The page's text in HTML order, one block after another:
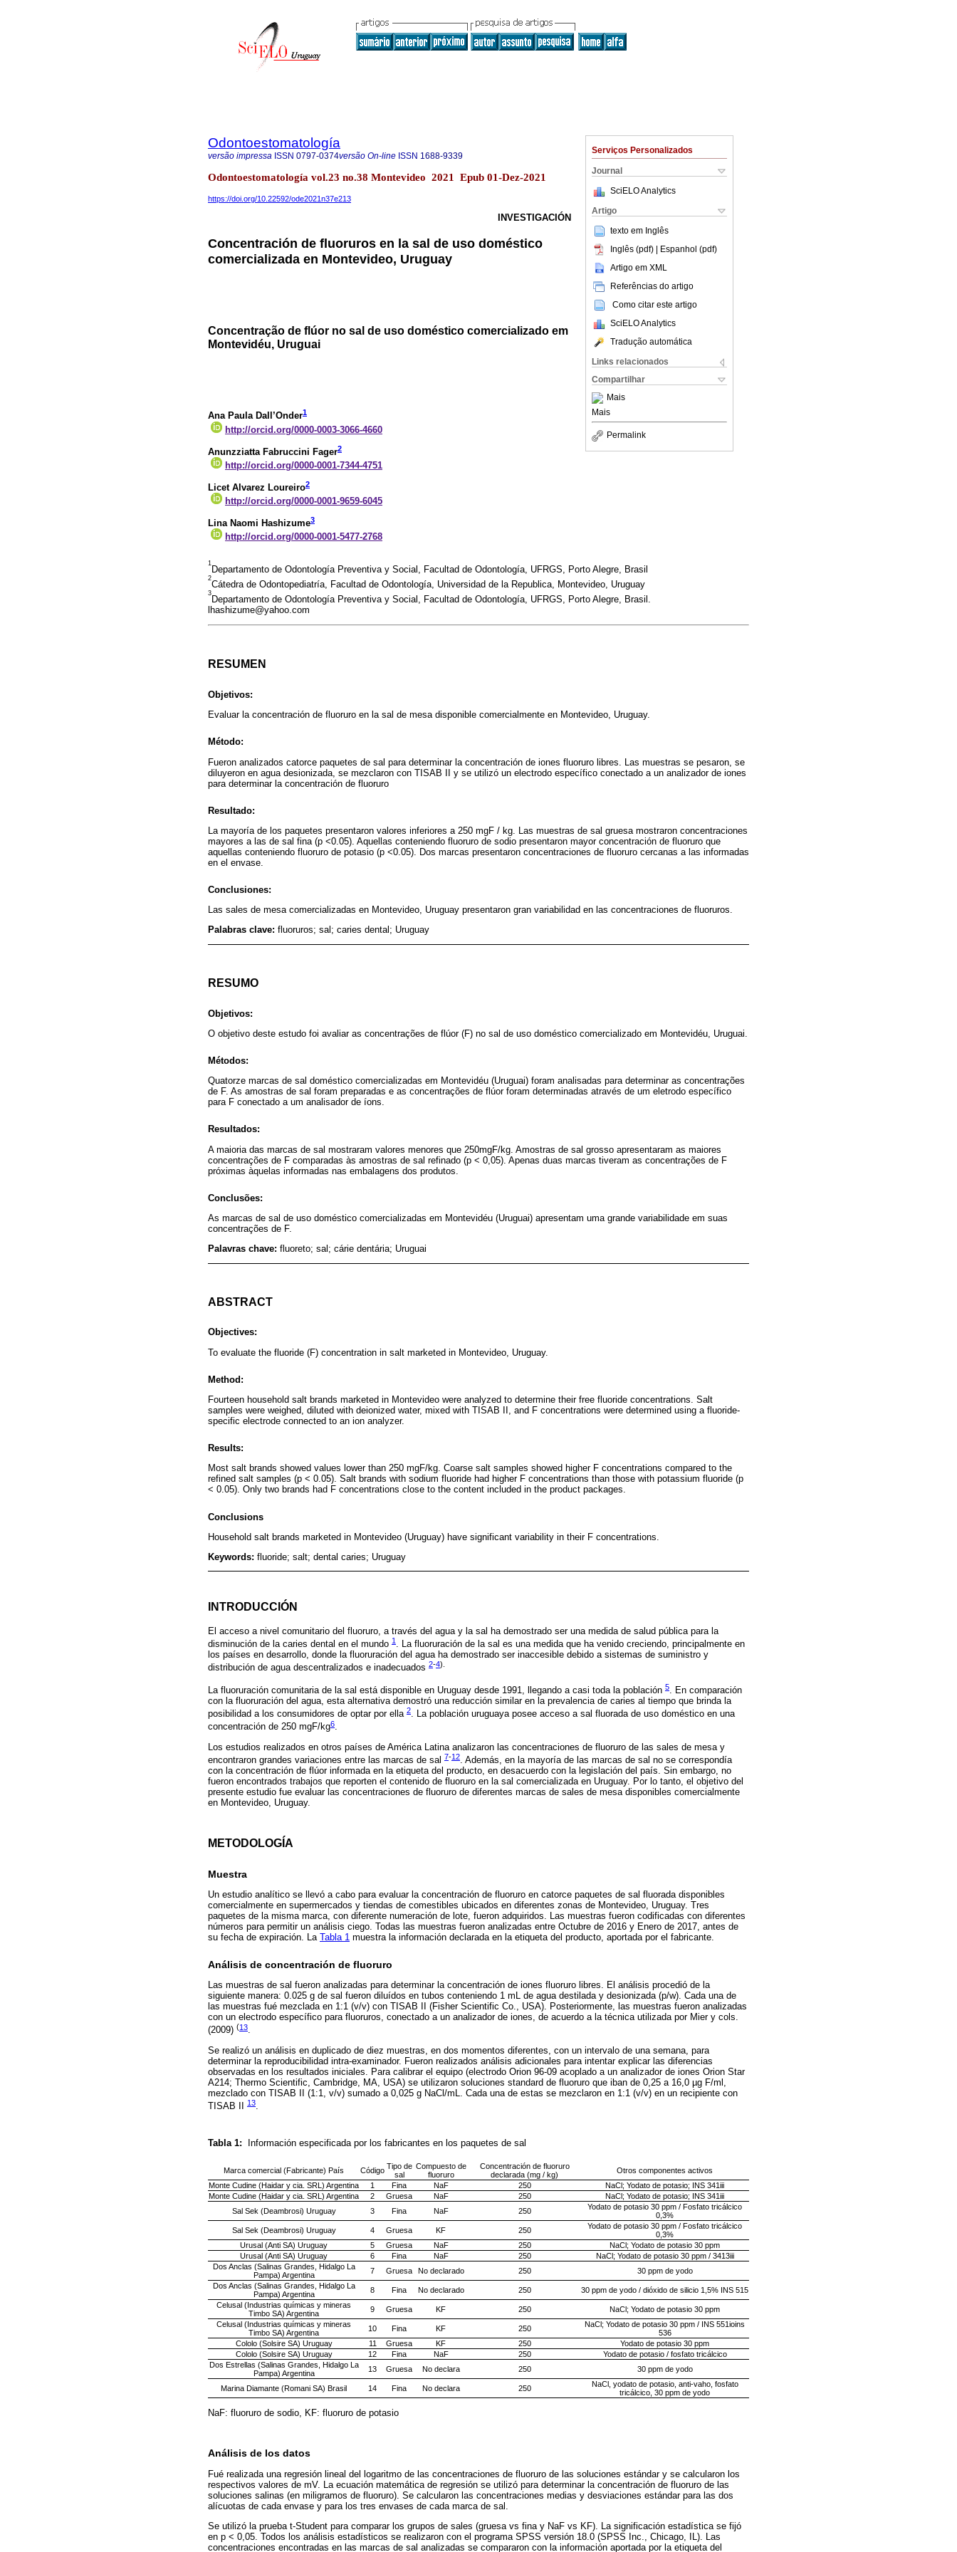
Serviços Personalizados
Journal
SciELO Analytics
Artigo
texto em Inglês
Inglês (pdf) | Espanhol (pdf)
Artigo em XML
Referências do artigo
Como citar este artigo
SciELO Analytics
Tradução automática
Links relacionados
Compartilhar
Mais
Mais
Permalink
Odontoestomatología
versão impressa ISSN 0797-0374versão On-line ISSN 1688-9339
Odontoestomatología vol.23 no.38 Montevideo 2021 Epub 01-Dez-2021
https://doi.org/10.22592/ode2021n37e213
INVESTIGACIÓN
Concentración de fluoruros en la sal de uso doméstico
comercializada en Montevideo, Uruguay
Concentração de flúor no sal de uso doméstico comercializado em
Montevidéu, Uruguai
Ana Paula Dall’Onder1
http://orcid.org/0000-0003-3066-4660
Anunzziatta Fabruccini Fager2
http://orcid.org/0000-0001-7344-4751
Licet Alvarez Loureiro2
http://orcid.org/0000-0001-9659-6045
Lina Naomi Hashizume3
http://orcid.org/0000-0001-5477-2768
1
Departamento de Odontología Preventiva y Social, Facultad de Odontología, UFRGS, Porto Alegre, Brasil
2
Cátedra de Odontopediatría, Facultad de Odontología, Universidad de la Republica, Montevideo, Uruguay
3
Departamento de Odontología Preventiva y Social, Facultad de Odontología, UFRGS, Porto Alegre, Brasil.
lhashizume@yahoo.com
RESUMEN
Objetivos:
Evaluar la concentración de fluoruro en la sal de mesa disponible comercialmente en Montevideo, Uruguay.
Método:
Fueron analizados catorce paquetes de sal para determinar la concentración de iones fluoruro libres. Las muestras se pesaron, se
diluyeron en agua desionizada, se mezclaron con TISAB II y se utilizó un electrodo específico conectado a un analizador de iones
para determinar la concentración de fluoruro
Resultado:
La mayoría de los paquetes presentaron valores inferiores a 250 mgF / kg. Las muestras de sal gruesa mostraron concentraciones
mayores a las de sal fina (p <0.05). Aquellas conteniendo fluoruro de sodio presentaron mayor concentración de fluoruro que
aquellas conteniendo fluoruro de potasio (p <0.05). Dos marcas presentaron concentraciones de fluoruro cercanas a las informadas
en el envase.
Conclusiones:
Las sales de mesa comercializadas en Montevideo, Uruguay presentaron gran variabilidad en las concentraciones de fluoruros.
Palabras clave: fluoruros; sal; caries dental; Uruguay
RESUMO
Objetivos:
O objetivo deste estudo foi avaliar as concentrações de flúor (F) no sal de uso doméstico comercializado em Montevidéu, Uruguai.
Métodos:
Quatorze marcas de sal doméstico comercializadas em Montevidéu (Uruguai) foram analisadas para determinar as concentrações
de F. As amostras de sal foram preparadas e as concentrações de flúor foram determinadas através de um eletrodo específico
para F conectado a um analisador de íons.
Resultados:
A maioria das marcas de sal mostraram valores menores que 250mgF/kg. Amostras de sal grosso apresentaram as maiores
concentrações de F comparadas às amostras de sal refinado (p < 0,05). Apenas duas marcas tiveram as concentrações de F
próximas àquelas informadas nas embalagens dos produtos.
Conclusões:
As marcas de sal de uso doméstico comercializadas em Montevidéu (Uruguai) apresentam uma grande variabilidade em suas
concentrações de F.
Palavras chave: fluoreto; sal; cárie dentária; Uruguai
ABSTRACT
Objectives:
To evaluate the fluoride (F) concentration in salt marketed in Montevideo, Uruguay.
Method:
Fourteen household salt brands marketed in Montevideo were analyzed to determine their free fluoride concentrations. Salt
samples were weighed, diluted with deionized water, mixed with TISAB II, and F concentrations were determined using a fluoride-
specific electrode connected to an ion analyzer.
Results:
Most salt brands showed values lower than 250 mgF/kg. Coarse salt samples showed higher F concentrations compared to the
refined salt samples (p < 0.05). Salt brands with sodium fluoride had higher F concentrations than those with potassium fluoride (p
< 0.05). Only two brands had F concentrations close to the content included in the product packages.
Conclusions
Household salt brands marketed in Montevideo (Uruguay) have significant variability in their F concentrations.
Keywords: fluoride; salt; dental caries; Uruguay
INTRODUCCIÓN
El acceso a nivel comunitario del fluoruro, a través del agua y la sal ha demostrado ser una medida de salud pública para la
disminución de la caries dental en el mundo 1 . La fluoruración de la sal es una medida que ha venido creciendo, principalmente en
los países en desarrollo, donde la fluoruración del agua ha demostrado ser inaccesible debido a sistemas de suministro y
distribución de agua descentralizados e inadecuados 2-4).
La fluoruración comunitaria de la sal está disponible en Uruguay desde 1991, llegando a casi toda la población 5
. En comparación
con la fluoruración del agua, esta alternativa demostró una reducción similar en la prevalencia de caries al tiempo que brinda la
posibilidad a los consumidores de optar por ella 2. La población uruguaya posee acceso a sal fluorada de uso doméstico en una
concentración de 250 mgF/kg6.
Los estudios realizados en otros países de América Latina analizaron las concentraciones de fluoruro de las sales de mesa y
encontraron grandes variaciones entre las marcas de sal 7-12. Además, en la mayoría de las marcas de sal no se correspondía
con la concentración de flúor informada en la etiqueta del producto, en desacuerdo con la legislación del país. Sin embargo, no
fueron encontrados trabajos que reporten el contenido de fluoruro en la sal comercializada en Uruguay. Por lo tanto, el objetivo del
presente estudio fue evaluar las concentraciones de fluoruro de diferentes marcas de sales de mesa disponibles comercialmente
en Montevideo, Uruguay.
METODOLOGÍA
Muestra
Un estudio analítico se llevó a cabo para evaluar la concentración de fluoruro en catorce paquetes de sal fluorada disponibles
comercialmente en supermercados y tiendas de comestibles ubicados en diferentes zonas de Montevideo, Uruguay. Tres
paquetes de la misma marca, con diferente numeración de lote, fueron adquiridos. Las muestras fueron codificadas con diferentes
números para permitir un análisis ciego. Todas las muestras fueron analizadas entre Octubre de 2016 y Enero de 2017, antes de
su fecha de expiración. La Tabla 1 muestra la información declarada en la etiqueta del producto, aportada por el fabricante.
Análisis de concentración de fluoruro
Las muestras de sal fueron analizadas para determinar la concentración de iones fluoruro libres. El análisis procedió de la
siguiente manera: 0.025 g de sal fueron diluídos en tubos conteniendo 1 mL de agua destilada y desionizada (p/w). Cada una de
las muestras fué mezclada en 1:1 (v/v) con TISAB II (Fisher Scientific Co., USA). Posteriormente, las muestras fueron analizadas
con un electrodo específico para fluoruros, conectado a un analizador de iones, de acuerdo a la técnica utilizada por Mier y cols.
(2009) (13.
Se realizó un análisis en duplicado de diez muestras, en dos momentos diferentes, con un intervalo de una semana, para
determinar la reproducibilidad intra-examinador. Fueron realizados análisis adicionales para intentar explicar las diferencias
observadas en los resultados iniciales. Para calibrar el equipo (electrodo Orion 96-09 acoplado a un analizador de iones Orion Star
A214; Thermo Scientific, Cambridge, MA, USA) se utilizaron soluciones standard de fluoruro que iban de 0,25 a 16,0 µg F/ml,
mezclado con TISAB II (1:1, v/v) sumado a 0,025 g NaCl/mL. Cada una de estas se mezclaron en 1:1 (v/v) en un recipiente con
TISAB II
13.
Tabla 1: Información especificada por los fabricantes en los paquetes de sal
Marca comercial (Fabricante) País Código Tipo de
sal
Compuesto de
fluoruro
Concentración de fluoruro
declarada (mg / kg)
Otros componentes activos
Monte Cudine (Haidar y cia. SRL) Argentina
1 Fina NaF 250
NaCl; Yodato de potasio; INS 341iii
Monte Cudine (Haidar y cia. SRL) Argentina
2 Gruesa NaF 250
NaCl; Yodato de potasio; INS 341iii
Sal Sek (Deambrosi) Uruguay
3 Fina NaF 250
Yodato de potasio 30 ppm / Fosfato tricálcico
0,3%
Sal Sek (Deambrosi) Uruguay
4 Gruesa KF 250
Yodato de potasio 30 ppm / Fosfato tricálcico
0,3%
Urusal (Anti SA) Uruguay
5 Gruesa NaF 250
NaCl; Yodato de potasio 30 ppm
Urusal (Anti SA) Uruguay
6 Fina NaF 250
NaCl; Yodato de potasio 30 ppm / 3413iii
Dos Anclas (Salinas Grandes, Hidalgo La
Pampa) Argentina
7 Gruesa No declarado 250
30 ppm de yodo
Dos Anclas (Salinas Grandes, Hidalgo La
Pampa) Argentina
8 Fina No declarado 250
30 ppm de yodo / dióxido de silicio 1,5% INS 515
Celusal (Industrias químicas y mineras
Timbo SA) Argentina
9 Gruesa KF 250
NaCl; Yodato de potasio 30 ppm
Celusal (Industrias químicas y mineras
Timbo SA) Argentina
10 Fina KF 250
NaCl; Yodato de potasio 30 ppm / INS 551ioins
536
Cololo (Solsire SA) Uruguay
11 Gruesa KF 250
Yodato de potasio 30 ppm
Cololo (Solsire SA) Uruguay
12 Fina NaF 250
Yodato de potasio / fosfato tricálcico
Dos Estrellas (Salinas Grandes, Hidalgo La
Pampa) Argentina
13 Gruesa No declara 250 30 ppm de yodo
Marina Diamante (Romani SA) Brasil 14 Fina No declara 250
NaCl, yodato de potasio, anti-vaho, fosfato
tricálcico, 30 ppm de yodo
NaF: fluoruro de sodio, KF: fluoruro de potasio
Análisis de los datos
Fué realizada una regresión lineal del logaritmo de las concentraciones de fluoruro de las soluciones estándar y se calcularon los
respectivos valores de mV. La ecuación matemática de regresión se utilizó para determinar la concentración de fluoruro de las
soluciones salinas (en miligramos de fluoruro). Se calcularon las concentraciones medias y desviaciones estándar para las dos
alícuotas de cada envase y para los tres envases de cada marca de sal.
Se utilizó la prueba t-Student para comparar los grupos de sales (gruesa vs fina y NaF vs KF). La significación estadística se fijó
en p < 0,05. Todos los análisis estadísticos se realizaron con el programa SPSS versión 18.0 (SPSS Inc., Chicago, IL). Las
concentraciones encontradas en las marcas de sal analizadas se compararon con la información aportada por la etiqueta del